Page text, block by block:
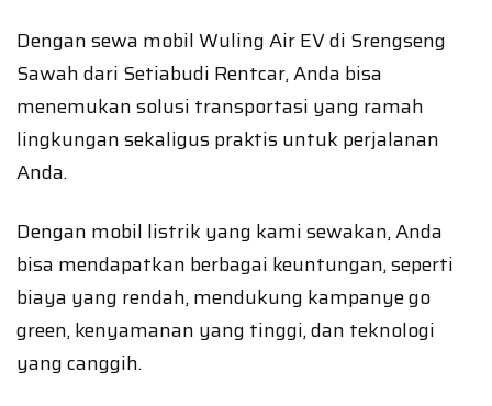
Dengan sewa mobil Wuling Air EV di Srengseng
Sawah dari Setiabudi Rentcar, Anda bisa
menemukan solusi transportasi yang ramah
lingkungan sekaligus praktis untuk perjalanan
Anda.
Dengan mobil listrik yang kami sewakan, Anda
bisa mendapatkan berbagai keuntungan, seperti
biaya yang rendah, mendukung kampanye go
green, kenyamanan yang tinggi, dan teknologi
yang canggih.